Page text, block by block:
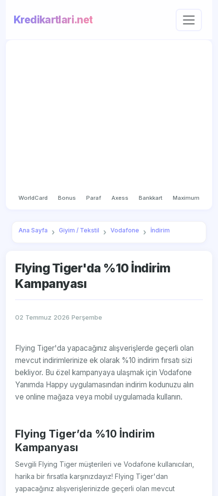
Kredikartlari.net
WorldCard Bonus Paraf Axess Bankkart Maximum
Ana Sayfa Giyim / Tekstil Vodafone İndirim
Flying Tiger'da %10 İndirim
Kampanyası
02 Temmuz 2026 Perşembe
Flying Tiger'da yapacağınız alışverişlerde geçerli olan
mevcut indirimlerinize ek olarak %10 indirim fırsatı sizi
bekliyor. Bu özel kampanyaya ulaşmak için Vodafone
Yanımda Happy uygulamasından indirim kodunuzu alın
ve online mağaza veya mobil uygulamada kullanın.
Flying Tiger’da %10 İndirim
Kampanyası
Sevgili Flying Tiger müşterileri ve Vodafone kullanıcıları,
harika bir fırsatla karşınızdayız! Flying Tiger'dan
yapacağınız alışverişlerinizde geçerli olan mevcut